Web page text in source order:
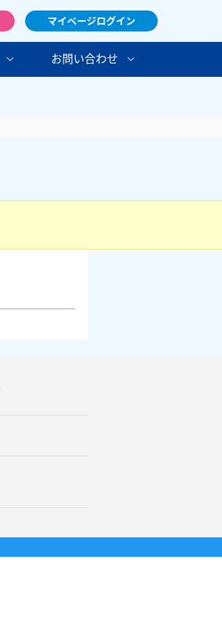
マイページログイン
お問い合わせ